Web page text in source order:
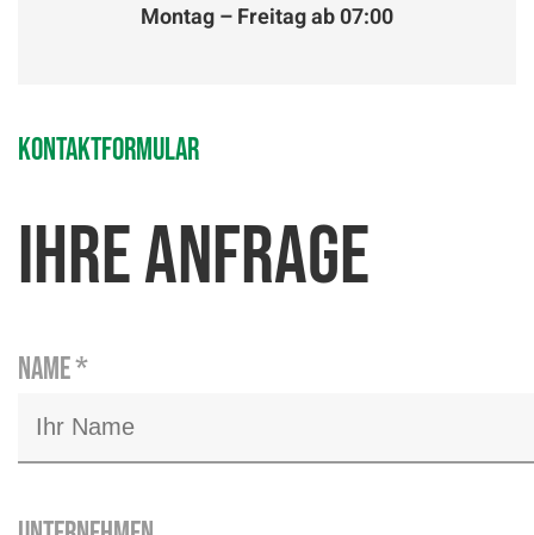
Montag – Freitag ab 07:00
Kontaktformular
Ihre Anfrage
Name*